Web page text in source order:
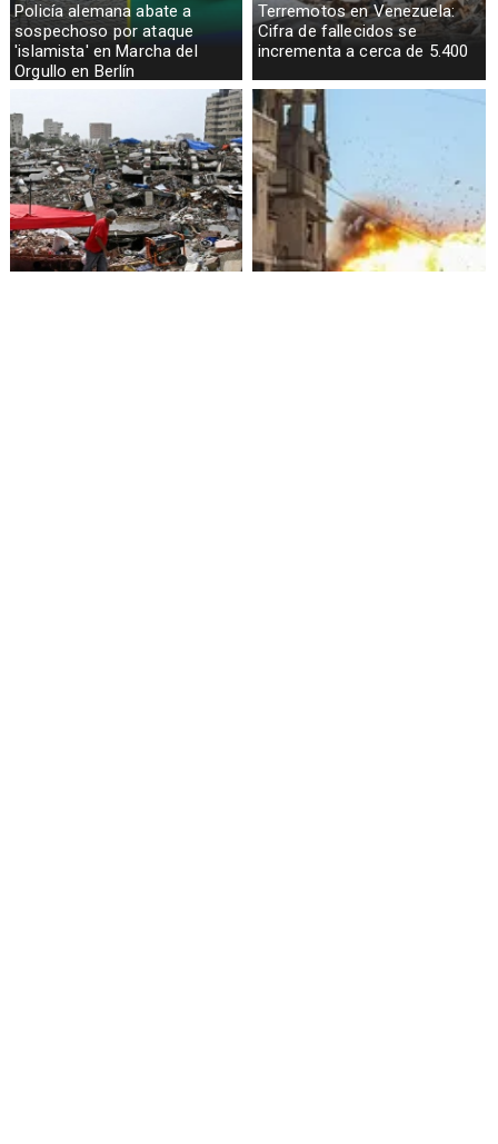
Policía alemana abate a
sospechoso por ataque
'islamista' en Marcha del
Orgullo en Berlín
Terremotos en Venezuela:
Cifra de fallecidos se
incrementa a cerca de 5.400